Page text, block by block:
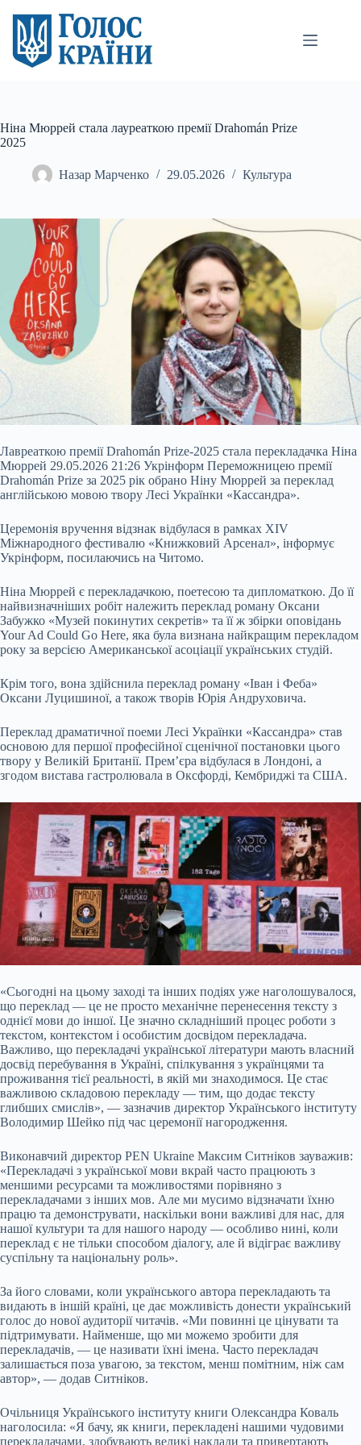
вмісту
Ніна Мюррей стала лауреаткою премії Drahomán Prize
2025
Назар Марченко 29.05.2026 Культура
Лавреаткою премії Drahomán Prize-2025 стала перекладачка Ніна
Мюррей 29.05.2026 21:26 Укрінформ Переможницею премії
Drahomán Prize за 2025 рік обрано Ніну Мюррей за переклад
англійською мовою твору Лесі Українки «Кассандра».
Церемонія вручення відзнак відбулася в рамках XIV
Міжнародного фестивалю «Книжковий Арсенал», інформує
Укрінформ, посилаючись на Читомо.
Ніна Мюррей є перекладачкою, поетесою та дипломаткою. До її
найвизначніших робіт належить переклад роману Оксани
Забужко «Музей покинутих секретів» та її ж збірки оповідань
Your Ad Could Go Here, яка була визнана найкращим перекладом
року за версією Американської асоціації українських студій.
Крім того, вона здійснила переклад роману «Іван і Феба»
Оксани Луцишиної, а також творів Юрія Андруховича.
Переклад драматичної поеми Лесі Українки «Кассандра» став
основою для першої професійної сценічної постановки цього
твору у Великій Британії. Прем’єра відбулася в Лондоні, а
згодом вистава гастролювала в Оксфорді, Кембриджі та США.
«Сьогодні на цьому заході та інших подіях уже наголошувалося,
що переклад — це не просто механічне перенесення тексту з
однієї мови до іншої. Це значно складніший процес роботи з
текстом, контекстом і особистим досвідом перекладача.
Важливо, що перекладачі української літератури мають власний
досвід перебування в Україні, спілкування з українцями та
проживання тієї реальності, в якій ми знаходимося. Це стає
важливою складовою перекладу — тим, що додає тексту
глибших смислів», — зазначив директор Українського інституту
Володимир Шейко під час церемонії нагородження.
Виконавчий директор PEN Ukraine Максим Ситніков зауважив:
«Перекладачі з української мови вкрай часто працюють з
меншими ресурсами та можливостями порівняно з
перекладачами з інших мов. Але ми мусимо відзначати їхню
працю та демонструвати, наскільки вони важливі для нас, для
нашої культури та для нашого народу — особливо нині, коли
переклад є не тільки способом діалогу, але й відіграє важливу
суспільну та національну роль».
За його словами, коли українського автора перекладають та
видають в іншій країні, це дає можливість донести український
голос до нової аудиторії читачів. «Ми повинні це цінувати та
підтримувати. Найменше, що ми можемо зробити для
перекладачів, — це називати їхні імена. Часто перекладач
залишається поза увагою, за текстом, менш помітним, ніж сам
автор», — додав Ситніков.
Очільниця Українського інституту книги Олександра Коваль
наголосила: «Я бачу, як книги, перекладені нашими чудовими
перекладачами, здобувають великі наклади та привертають